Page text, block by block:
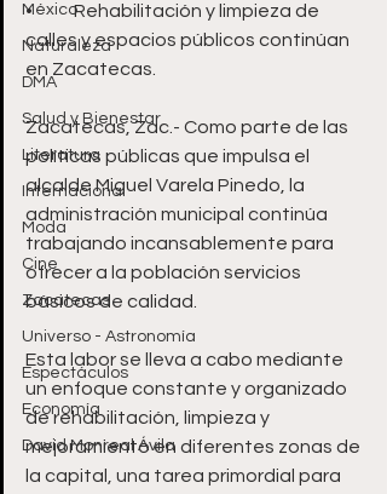
México
Naturaleza
DMA
Salud y Bienestar
Literatura
Internacional
Moda
Cine
Zacatecas
Universo - Astronomía
Espectáculos
Economía
David Monreal Ávila
•	Rehabilitación y limpieza de
calles y espacios públicos continúan
en Zacatecas.
Zacatecas, Zac.- Como parte de las
políticas públicas que impulsa el
alcalde Miguel Varela Pinedo, la
administración municipal continúa
trabajando incansablemente para
ofrecer a la población servicios
básicos de calidad.
Esta labor se lleva a cabo mediante
un enfoque constante y organizado
de rehabilitación, limpieza y
mejoramiento en diferentes zonas de
la capital, una tarea primordial para